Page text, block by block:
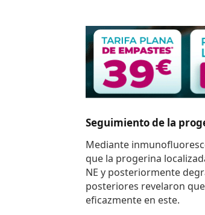
Seguimiento de la
Mediante
que la progerina
NE y posteriormente
posteriores revelaron
eficazmente en este.